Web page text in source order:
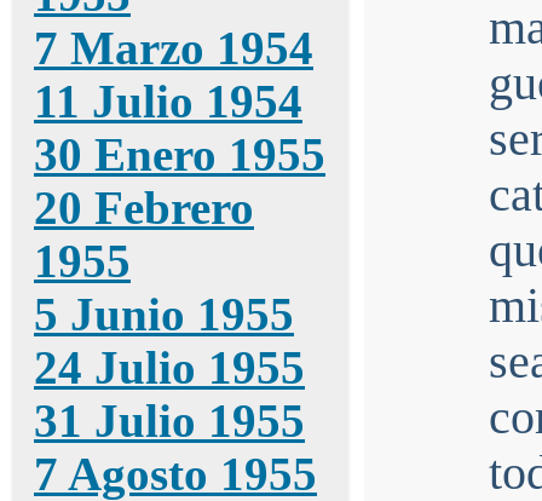
7 Marzo 1954
11 Julio 1954
30 Enero 1955
20 Febrero
1955
5 Junio 1955
24 Julio 1955
31 Julio 1955
7 Agosto 1955